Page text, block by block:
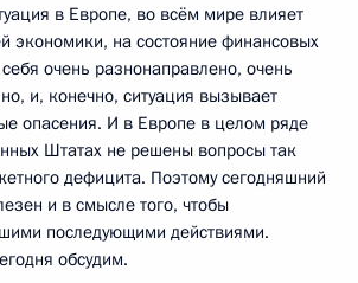
в Европе, во всём мире влияет
экономики, на состояние финансовых
очень разнонаправлено, очень
и, конечно, ситуация вызывает
опасения. И в Европе в целом ряде
Штатах не решены вопросы так
дефицита. Поэтому сегодняшний
и в смысле того, чтобы
последующими действиями.
обсудим.